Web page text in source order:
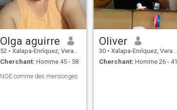
Olga aguirre
52 • Xalapa-Enríquez, Veracruz, Mexique
Cherchant: Homme 45 - 58
NOE comme des mensonges
Oliver
30 • Xalapa-Enríquez, Veracruz, Mexique
Cherchant: Homme 26 - 41